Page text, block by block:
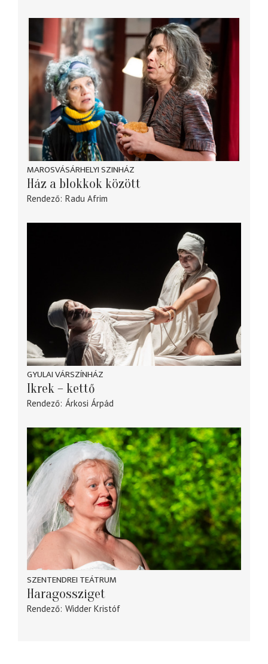
MAROSVÁSÁRHELYI SZINHÁZ
Ház a blokkok között
Rendező Radu Afrim
GYULAI VÁRSZÍNHÁZ
Ikrek – kettő
Rendező Árkosi Árpád
SZENTENDREI TEÁTRUM
Haragossziget
Rendező Widder Kristóf